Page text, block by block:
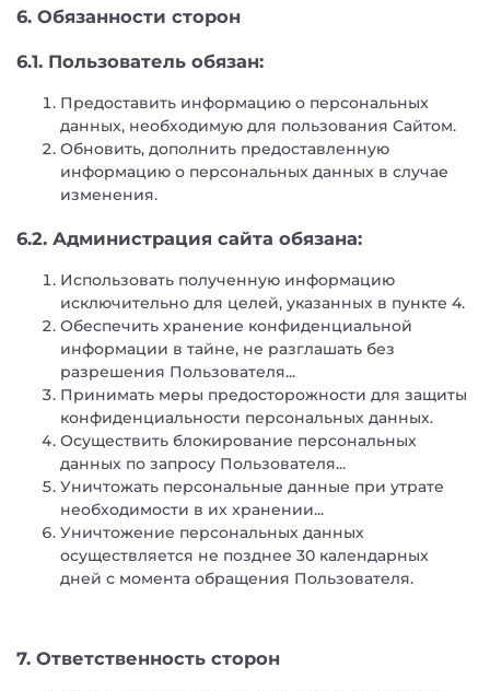
6. Обязанности сторон
6.1. Пользователь обязан:
Предоставить информацию о персональных
данных, необходимую для пользования Сайтом.
Обновить, дополнить предоставленную
информацию о персональных данных в случае
изменения.
6.2. Администрация сайта обязана:
Использовать полученную информацию
исключительно для целей, указанных в пункте 4.
Обеспечить хранение конфиденциальной
информации в тайне, не разглашать без
разрешения Пользователя...
Принимать меры предосторожности для защиты
конфиденциальности персональных данных.
Осуществить блокирование персональных
данных по запросу Пользователя...
Уничтожать персональные данные при утрате
необходимости в их хранении...
Уничтожение персональных данных
осуществляется не позднее 30 календарных
дней с момента обращения Пользователя.
7. Ответственность сторон